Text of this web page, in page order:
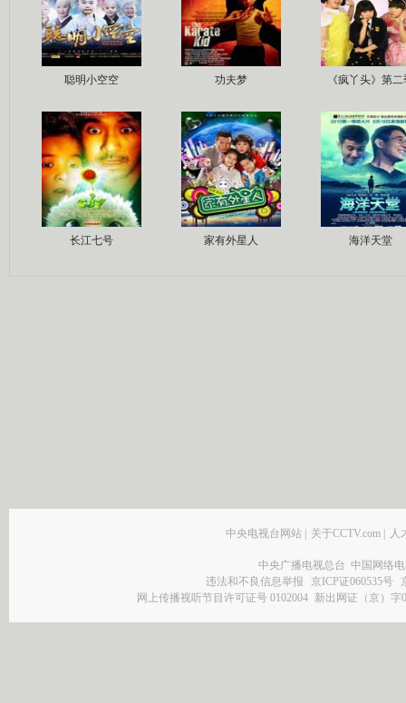
聪明小空空 功夫梦 《疯丫头》第二
长江七号 家有外星人 海洋天堂
中央电视台网站 | 关于CCTV.com | 人
中央广播电视总台 中国网络
违法和不良信息举报
京ICP证060535号
网上传播视听节目许可证号 0102004 新出网证（京）